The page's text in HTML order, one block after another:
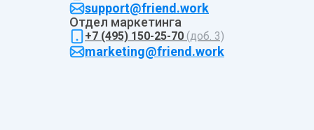
support@friend.work
Отдел маркетинга
+7 (495) 150-25-70 (доб. 3)
marketing@friend.work